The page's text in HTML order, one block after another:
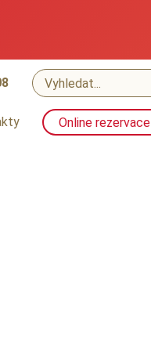
Online rezervace